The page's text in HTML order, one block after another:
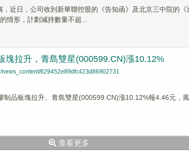
近日，公司收到新華聯控股的《告知函》及北京三中院的
情形，計劃減持數量不超...
塊拉升，青島雙星(000599.CN)漲10.12%
news_content/629452e89dfc423d86902731
制品板塊拉升。青島雙星(000599.CN)漲10.12%報4.46元，
查看更多